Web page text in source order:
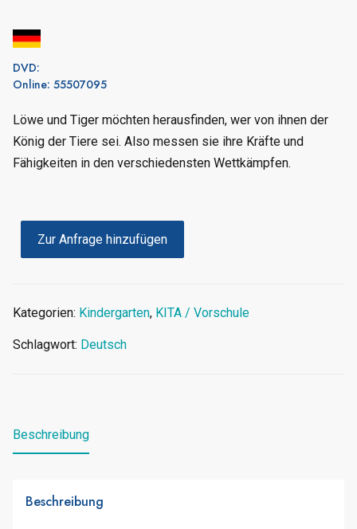
DVD:
Online: 55507095
Löwe und Tiger möchten herausfinden, wer von ihnen der
König der Tiere sei. Also messen sie ihre Kräfte und
Fähigkeiten in den verschiedensten Wettkämpfen.
Zur Anfrage hinzufügen
Kategorien: Kindergarten, KITA / Vorschule
Schlagwort: Deutsch
Beschreibung
Beschreibung